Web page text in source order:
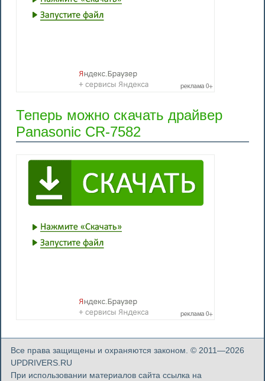
Теперь можно скачать драйвер
Panasonic CR-7582
Все права защищены и охраняются законом. © 2011—2026
UPDRIVERS.RU
При использовании материалов сайта ссылка на